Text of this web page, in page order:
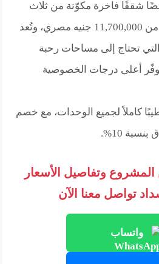
شققًا فاخرة مكوّنة من ثلاث
غرف نوم بسعر يبدأ من 11,700,000 جنيه مصري، وتُعد
التي تحتاج إلى مساحات رحبة
أعلى درجات الخصوصية
كاملاً لجميع الوحدات، مع خصم
10%.
وتفاصيل الأسعار
تواصل معنا الآن
واتساب